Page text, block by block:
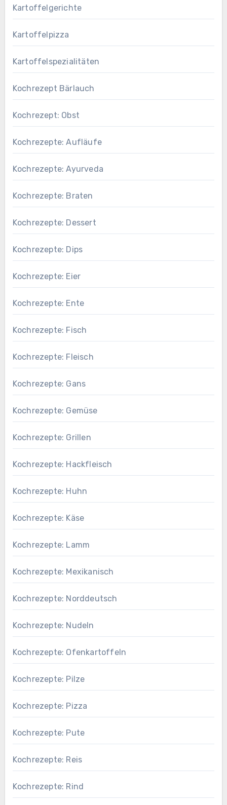
Kartoffelgerichte
Kartoffelpizza
Kartoffelspezialitäten
Kochrezept Bärlauch
Kochrezept: Obst
Kochrezepte: Aufläufe
Kochrezepte: Ayurveda
Kochrezepte: Braten
Kochrezepte: Dessert
Kochrezepte: Dips
Kochrezepte: Eier
Kochrezepte: Ente
Kochrezepte: Fisch
Kochrezepte: Fleisch
Kochrezepte: Gans
Kochrezepte: Gemüse
Kochrezepte: Grillen
Kochrezepte: Hackfleisch
Kochrezepte: Huhn
Kochrezepte: Käse
Kochrezepte: Lamm
Kochrezepte: Mexikanisch
Kochrezepte: Norddeutsch
Kochrezepte: Nudeln
Kochrezepte: Ofenkartoffeln
Kochrezepte: Pilze
Kochrezepte: Pizza
Kochrezepte: Pute
Kochrezepte: Reis
Kochrezepte: Rind